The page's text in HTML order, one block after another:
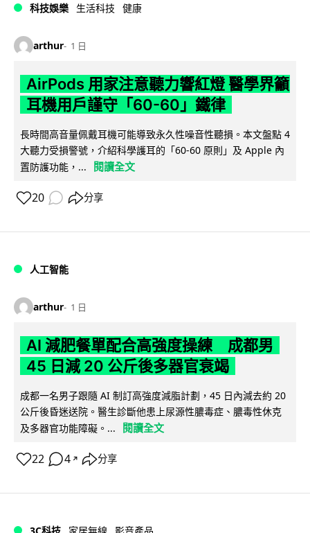
科技娛樂 生活科技 健康
arthur 1 日
AirPods 用家注意聽力響紅燈 醫學界籲
耳機用戶謹守「60-60」鐵律
長時間高音量佩戴耳機可能導致永久性噪音性聽損。本文盤點 4
大聽力受損警號，介紹科學護耳的「60-60 原則」及 Apple 內
置防護功能，...
閱讀全文
20 分享
人工智能
arthur 1 日
AI 減肥餐單配合高強度操練 成都男
45 日減 20 公斤後多器官衰竭
成都一名男子跟隨 AI 制訂高強度減脂計劃，45 日內減去約 20
公斤後昏迷送院。醫生診斷他患上尿源性膿毒症、膿毒性休克
及多器官功能障礙。...
閱讀全文
22 4 ↗ 分享